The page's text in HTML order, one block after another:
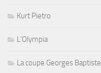
Kurt Pietro
L'Olympia
La coupe Georges Baptiste